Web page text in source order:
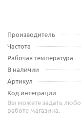
Производитель
Частота
Рабочая температура
В наличии
Артикул
Код интеграции
Вы можете задать
работе магазина.